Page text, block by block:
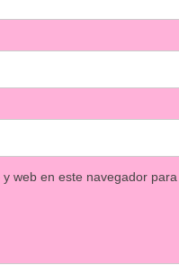
web en este navegador